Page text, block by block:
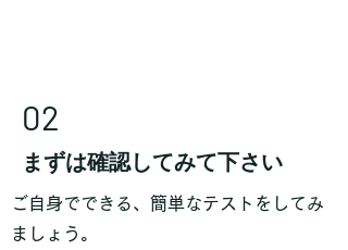
02
まずは確認してみて下さい
ご自身でできる、簡単なテストをしてみ
ましょう。